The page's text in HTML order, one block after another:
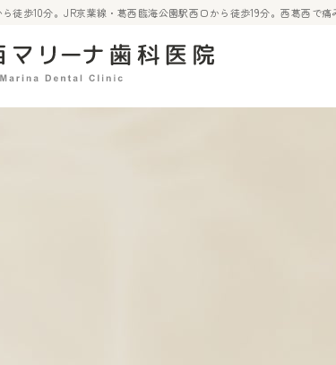
徒歩10分。JR京葉線・葛西臨海公園駅西口から徒歩19分。西葛西